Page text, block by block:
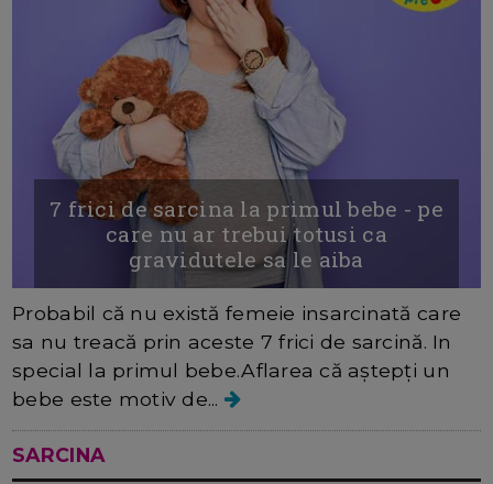
7 frici de sarcina la primul bebe - pe
care nu ar trebui totusi ca
gravidutele sa le aiba
Probabil că nu există femeie insarcinată care
sa nu treacă prin aceste 7 frici de sarcină. In
special la primul bebe.Aflarea că aștepți un
bebe este motiv de...
SARCINA